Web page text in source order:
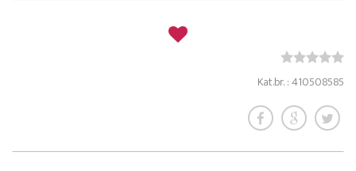
Kat.br. : 410508585